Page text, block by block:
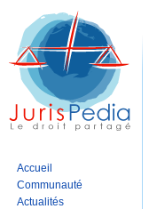
Accueil
Communauté
Actualités